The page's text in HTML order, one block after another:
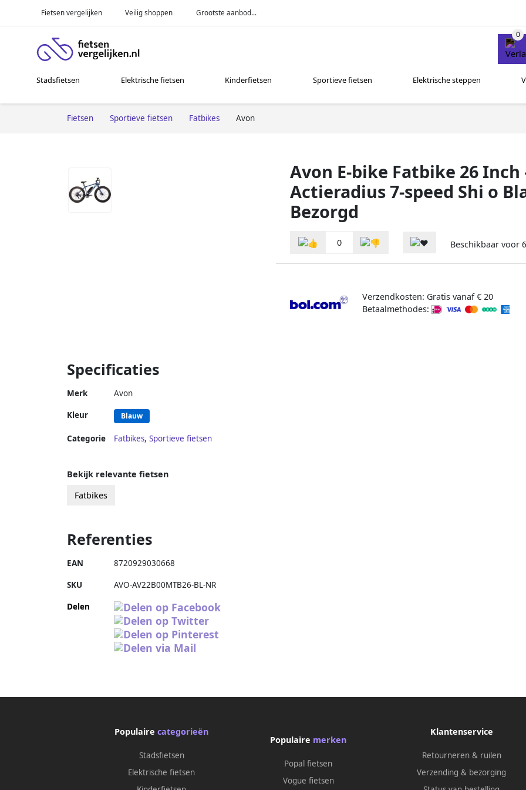
Fietsen vergelijken Veilig shoppen Grootste aanbod...
Stadsfietsen Elektrische fietsen Kinderfietsen Sportieve fietsen Elektrische steppen
Fietsen Sportieve fietsen Fatbikes Avon
Avon E-bike Fatbike 26
Actieradius 7-speed Shi o
Bezorgd
0 Beschikbaar voor
Verzendkosten: Gratis vanaf € 20
Betaalmethodes:
Specificaties
Merk Avon
Kleur Blauw
Categorie Fatbikes, Sportieve fietsen
Bekijk relevante fietsen
Fatbikes
Referenties
EAN 8720929030668
SKU AVO-AV22B00MTB26-BL-NR
Delen
Populairecategorieën
Stadsfietsen
Elektrische fietsen
Populaire merken
Popal fietsen
Vogue fietsen
Klantenservice
Retourneren & ruilen
Verzending & bezorging